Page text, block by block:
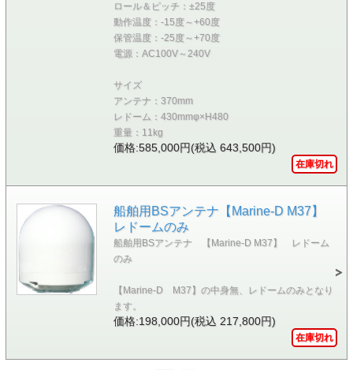
ロール＆ピッチ：±25度
動作温度：-15度～+60度
保管温度：-25度～+70度
電源：AC100V～240V
サイズ
アンテナ：370mm
レドーム：430mmφ×H480
重量：11kg
価格:585,000円(税込 643,500円)
在庫切れ
船舶用BSアンテナ【Marine-D M37】
レドームのみ
船舶用BSアンテナ 【Marine-D M37】 レドーム
のみ
【Marine-D M37】の中身無、レドームのみとなり
ます。
価格:198,000円(税込 217,800円)
在庫切れ